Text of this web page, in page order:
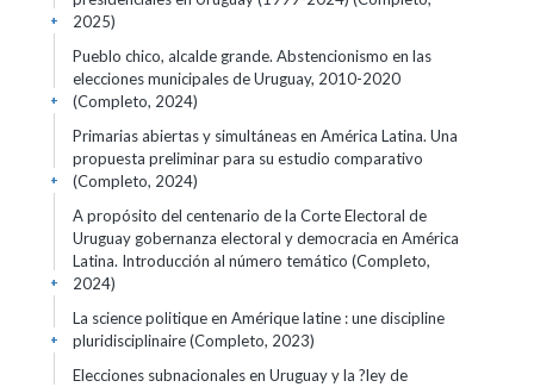
2025)
+
Pueblo chico, alcalde grande. Abstencionismo en las
elecciones municipales de Uruguay, 2010-2020
(Completo, 2024)
+
Primarias abiertas y simultáneas en América Latina. Una
propuesta preliminar para su estudio comparativo
(Completo, 2024)
+
A propósito del centenario de la Corte Electoral de
Uruguay gobernanza electoral y democracia en América
Latina. Introducción al número temático (Completo,
2024)
+
La science politique en Amérique latine : une discipline
pluridisciplinaire (Completo, 2023)
+
Elecciones subnacionales en Uruguay y la ?ley de